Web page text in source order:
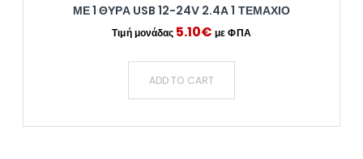
ΜΕ 1 ΘΎΡΑ USB 12-24V 2.4A 1 ΤΕΜΆΧΙΟ
5.10€
ADD TO CART